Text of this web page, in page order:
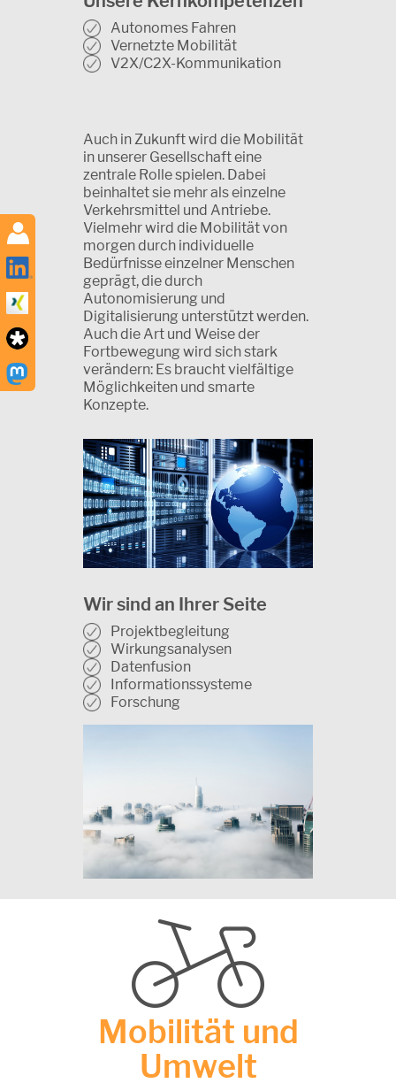
Autonomes Fahren
Vernetzte Mobilität
V2X/C2X-Kommunikation
Auch in Zukunft wird die Mobilität
in unserer Gesellschaft eine
zentrale Rolle spielen. Dabei
beinhaltet sie mehr als einzelne
Verkehrsmittel und Antriebe.
Vielmehr wird die Mobilität von
morgen durch individuelle
Bedürfnisse einzelner Menschen
geprägt, die durch
Autonomisierung und
Digitalisierung unterstützt werden.
Auch die Art und Weise der
Fortbewegung wird sich stark
verändern: Es braucht vielfältige
Möglichkeiten und smarte
Konzepte.
Wir sind an Ihrer Seite
Projektbegleitung
Wirkungsanalysen
Datenfusion
Informationssysteme
Forschung
Mobilität und
Umwelt